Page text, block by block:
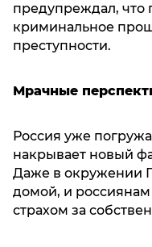
предупреждал, что
криминальное
преступности.
Мрачные
Россия уже
накрывает новый
Даже в окружении
домой, и россиянам
страхом за